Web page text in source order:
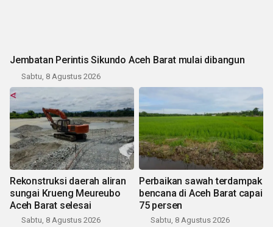
Jembatan Perintis Sikundo Aceh Barat mulai dibangun
Sabtu, 8 Agustus 2026
Rekonstruksi daerah aliran
sungai Krueng Meureubo
Aceh Barat selesai
Sabtu, 8 Agustus 2026
Perbaikan sawah terdampak
bencana di Aceh Barat capai
75 persen
Sabtu, 8 Agustus 2026